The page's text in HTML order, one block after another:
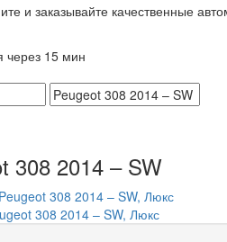
и заказывайте качественные
15 мин
308 2014 – SW
308 2014 – SW, Люкс